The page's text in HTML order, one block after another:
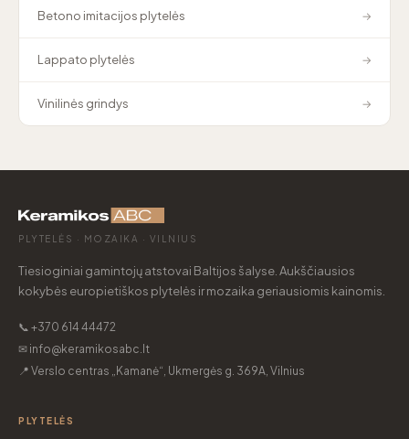
Betono imitacijos plytelės →
Lappato plytelės →
Vinilinės grindys →
PLYTELĖS · MOZAIKA · VILNIUS
Tiesioginiai gamintojų atstovai Baltijos šalyse. Aukščiausios
kokybės europietiškos plytelės ir mozaika geriausiomis kainomis.
📞 +370 614 44472
✉ info@keramikosabc.lt
📍 Verslo centras „Kamanė“, Ukmergės g. 369A, Vilnius
PLYTELĖS